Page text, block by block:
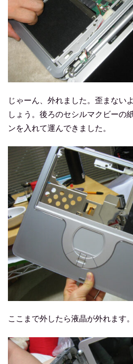
じゃーん、外れました。歪まない
しょう。後ろのセシルマクビーの
ンを入れて運んできました。
ここまで外したら液晶が外れます。